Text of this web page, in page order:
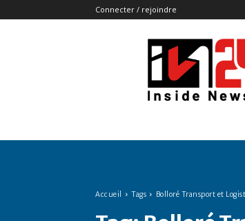
Connecter / rejoindre
Accueil Tags Bolloré Transport et